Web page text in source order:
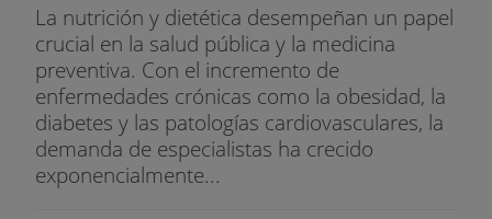
La nutrición y dietética desempeñan un papel
crucial en la salud pública y la medicina
preventiva. Con el incremento de
enfermedades crónicas como la obesidad, la
diabetes y las patologías cardiovasculares, la
demanda de especialistas ha crecido
exponencialmente...